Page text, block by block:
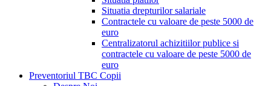
Situatia drepturilor salariale
Contractele cu valoare de peste 5000 de
euro
Centralizatorul achizitiilor publice si
contractele cu valoare de peste 5000 de
euro
Preventoriul TBC Copii